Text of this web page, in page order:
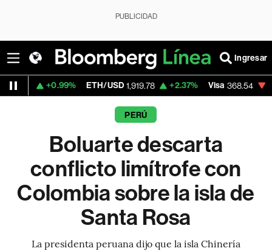
PUBLICIDAD
Ingresar
ETH/USD 1,919.78 +2.37% Visa 368.54 -0.28%
PERÚ
Boluarte descarta
conflicto limítrofe con
Colombia sobre la isla de
Santa Rosa
La presidenta peruana dijo que la isla Chinería